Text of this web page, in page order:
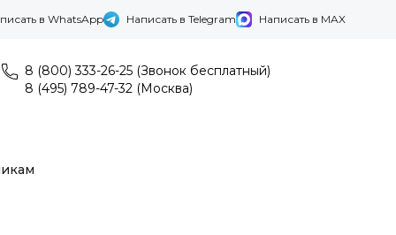
в WhatsApp Написать в Telegram Написать в MAX
8 (800) 333-26-25 (Звонок бесплатный)
8 (495) 789-47-32 (Москва)